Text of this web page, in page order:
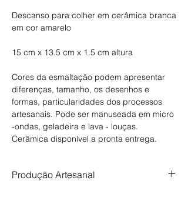
Descanso para colher em cerâmica branca
em cor amarelo
15 cm x 13.5 cm x 1.5 cm altura
Cores da esmaltação podem apresentar
diferenças, tamanho, os desenhos e
formas, particularidades dos processos
artesanais. Pode ser manuseada em micro
-ondas, geladeira e lava - louças.
Cerâmica disponível a pronta entrega.
Produção Artesanal